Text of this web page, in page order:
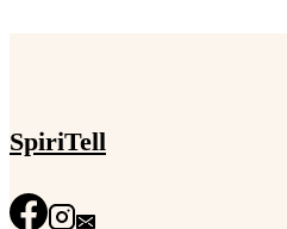
SpiriTell